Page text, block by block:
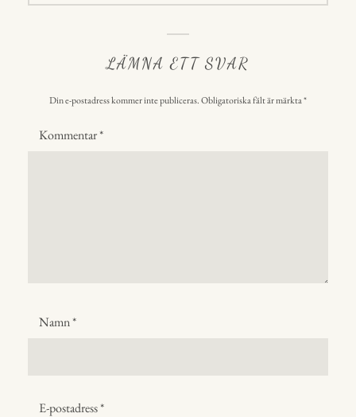
LÄMNA ETT SVAR
Din e-postadress kommer inte publiceras.Obligatoriska fält är märkta*
Kommentar*
Namn*
E-postadress*